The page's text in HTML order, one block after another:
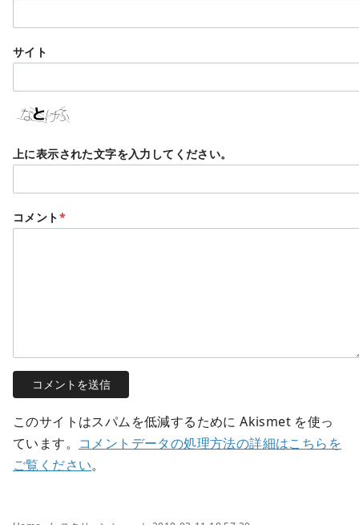
サイト
上に表示された文字を入力してください。
コメント*
このサイトはスパムを低減するために Akismet を使っ
ています。 コメントデータの処理方法の詳細はこちらを
ご覧ください。